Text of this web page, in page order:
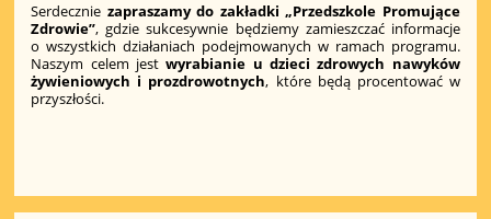
Serdecznie zapraszamy do zakładki „Przedszkole Promujące
Zdrowie”, gdzie sukcesywnie będziemy zamieszczać informacje
o wszystkich działaniach podejmowanych w ramach programu.
Naszym celem jestwyrabianie u dzieci zdrowych nawyków
żywieniowych i prozdrowotnych, które będą procentować w
przyszłości.